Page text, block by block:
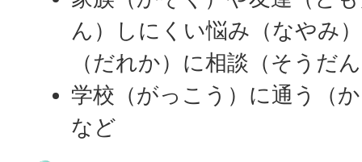
ん）しにくい悩み（なやみ
（だれか）に相談（そうだ
学校（がっこう）に通う（
など